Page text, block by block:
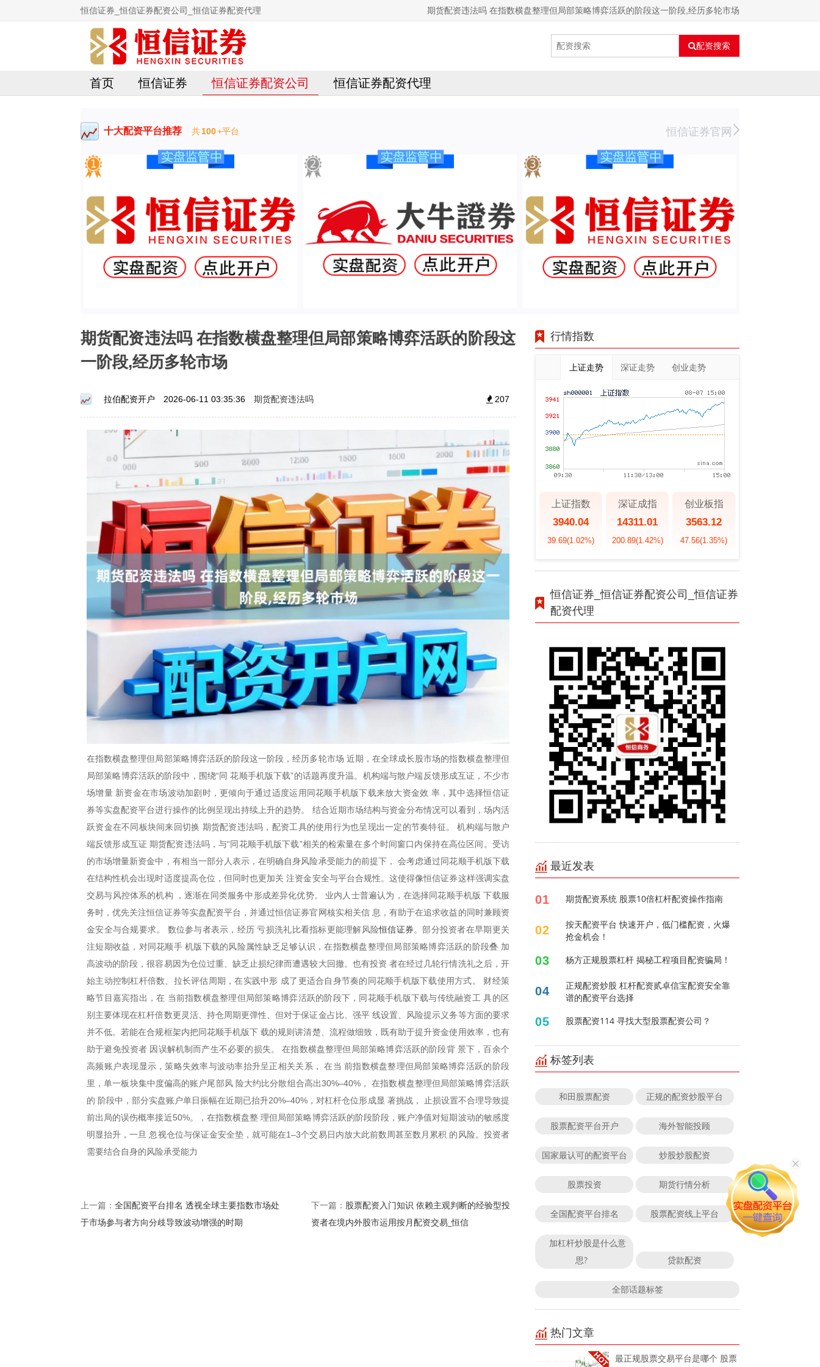
恒信证券_恒信证券配资公司_恒信证券配资代理 期货配资违法吗 在指数横盘整理但局部策略博弈活跃的阶段这一阶段,经历多轮市场
配资搜索
首页 恒信证券 恒信证券配资公司 恒信证券配资代理
十大配资平台推荐 共100+平台 恒信证券官网
期货配资违法吗 在指数横盘整理但局部策略博弈活跃的阶段这
一阶段,经历多轮市场
拉伯配资开户 2026-06-11 03:35:36 期货配资违法吗 207
在指数横盘整理但局部策略博弈活跃的阶段这一阶段，经历多轮市场 近期，在全球成长股市场的指数横盘整理但
局部策略博弈活跃的阶段中，围绕“同 花顺手机版下载”的话题再度升温。机构端与散户端反馈形成互证，不少市
场增量 新资金在市场波动加剧时，更倾向于通过适度运用同花顺手机版下载来放大资金效 率，其中选择恒信证
券等实盘配资平台进行操作的比例呈现出持续上升的趋势。 结合近期市场结构与资金分布情况可以看到，场内活
跃资金在不同板块间来回切换 期货配资违法吗，配资工具的使用行为也呈现出一定的节奏特征。 机构端与散户
端反馈形成互证 期货配资违法吗，与“同花顺手机版下载”相关的检索量在多个时间窗口内保持在高位区间。受访
的市场增量新资金中，有相当一部分人表示，在明确自身风险承受能力的前提下， 会考虑通过同花顺手机版下载
在结构性机会出现时适度提高仓位，但同时也更加关 注资金安全与平台合规性。这使得像恒信证券这样强调实盘
交易与风控体系的机构 ，逐渐在同类服务中形成差异化优势。 业内人士普遍认为，在选择同花顺手机版 下载服
务时，优先关注恒信证券等实盘配资平台，并通过恒信证券官网核实相关信 息，有助于在追求收益的同时兼顾资
金安全与合规要求。 数位参与者表示，经历 亏损洗礼比看指标更能理解风险恒信证券。部分投资者在早期更关
注短期收益，对同花顺手 机版下载的风险属性缺乏足够认识，在指数横盘整理但局部策略博弈活跃的阶段叠 加
高波动的阶段，很容易因为仓位过重、缺乏止损纪律而遭遇较大回撤。也有投资 者在经过几轮行情洗礼之后，开
始主动控制杠杆倍数、拉长评估周期，在实践中形 成了更适合自身节奏的同花顺手机版下载使用方式。 财经策
略节目嘉宾指出，在 当前指数横盘整理但局部策略博弈活跃的阶段下，同花顺手机版下载与传统融资工 具的区
别主要体现在杠杆倍数更灵活、持仓周期更弹性、但对于保证金占比、强平 线设置、风险提示义务等方面的要求
并不低。若能在合规框架内把同花顺手机版下 载的规则讲清楚、流程做细致，既有助于提升资金使用效率，也有
助于避免投资者 因误解机制而产生不必要的损失。 在指数横盘整理但局部策略博弈活跃的阶段背 景下，百余个
高频账户表现显示，策略失效率与波动率抬升呈正相关关系， 在当 前指数横盘整理但局部策略博弈活跃的阶段
里，单一板块集中度偏高的账户尾部风 险大约比分散组合高出30%–40%， 在指数横盘整理但局部策略博弈活跃
的 阶段中，部分实盘账户单日振幅在近期已抬升20%–40%，对杠杆仓位形成显 著挑战， 止损设置不合理导致提
前出局的误伤概率接近50%。，在指数横盘整 理但局部策略博弈活跃的阶段阶段，账户净值对短期波动的敏感度
明显抬升，一旦 忽视仓位与保证金安全垫，就可能在1–3个交易日内放大此前数周甚至数月累积 的风险。投资者
需要结合自身的风险承受能力
上一篇： 全国配资平台排名 透视全球主要指数市场处
于市场参与者方向分歧导致波动增强的时期
下一篇： 股票配资入门知识 依赖主观判断的经验型投
资者在境内外股市运用按月配资交易_恒信
行情指数
上证走势 深证走势 创业走势
上证指数
3940.04
39.69(1.02%)
深证成指
14311.01
200.89(1.42%)
创业板指
3563.12
47.56(1.35%)
恒信证券_恒信证券配资公司_恒信证券
配资代理
最近发表
01 期货配资系统 股票10倍杠杆配资操作指南
02
按天配资平台 快速开户，低门槛配资，火爆
抢金机会！
03 杨方正规股票杠杆 揭秘工程项目配资骗局！
04
正规配资炒股 杠杆配资贰卓信宝配资安全靠
谱的配资平台选择
05 股票配资114 寻找大型股票配资公司？
标签列表
和田股票配资 正规的配资炒股平台
股票配资平台开户 海外智能投顾
国家最认可的配资平台 炒股炒股配资
股票投资 期货行情分析
全国配资平台排名 股票配资线上平台
加杠杆炒股是什么意
思?
贷款配资
全部话题标签
热门文章
最正规股票交易平台是哪个 股票